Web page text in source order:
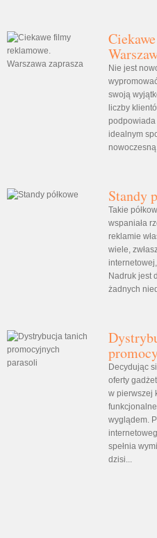
Nie jest
swoją
liczby
podpowiada
idealnym
Standy
Takie
wspaniała
reklamie
wiele,
Nadruk jest
żadnych
Decydując
oferty
w pierwszej
wyglądem.
spełnia
dzisi...